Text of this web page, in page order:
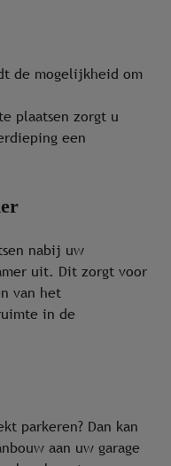
de mogelijkheid om
plaatsen zorgt u
een
nabij uw
uit. Dit zorgt voor
van het
in de
parkeren? Dan kan
aan uw garage